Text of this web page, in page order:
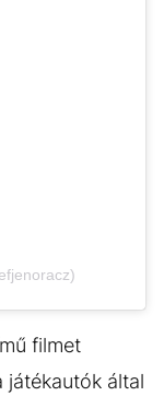
filmet
játékautók által